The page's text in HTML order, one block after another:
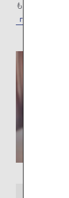
も、最適な「も
「ANAワール